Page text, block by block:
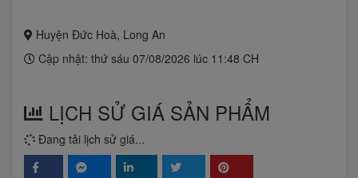
Huyện Đức Hoà, Long An
Cập nhật: thứ sáu 07/08/2026 lúc 11:48 CH
LỊCH SỬ GIÁ SẢN PHẨM
Đang tải lịch sử giá...